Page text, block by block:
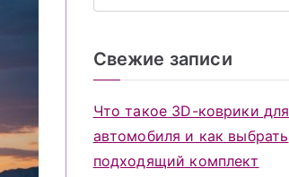
Свежие записи
Что такое 3D-коврики для
автомобиля и как выбрать
подходящий комплект